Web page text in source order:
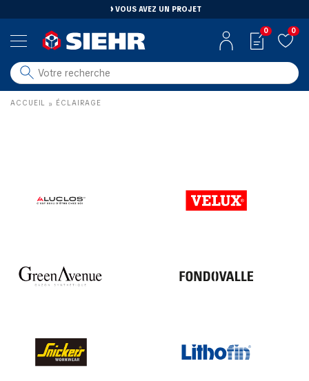
VOUS AVEZ UN PROJET
salle de bain
carrelage
aménagement
0 0
ACCUEIL » ÉCLAIRAGE